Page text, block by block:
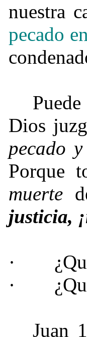
nuestra
pecado
Dios
pecado
Porque
muerte
justicia,
·
·
Juan